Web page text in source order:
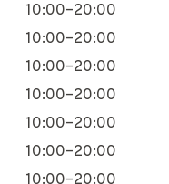
10:00–20:00
10:00–20:00
10:00–20:00
10:00–20:00
10:00–20:00
10:00–20:00